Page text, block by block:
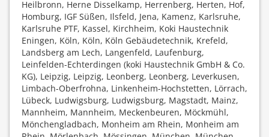
Heilbronn, Herne Disselkamp, Herrenberg, Herten, Hof,
Homburg, IGF Süßen, Ilsfeld, Jena, Kamenz, Karlsruhe,
Karlsruhe PTF, Kassel, Kirchheim, Koki Haustechnik
Eningen, Köln, Köln, Köln Gebäudetechnik, Krefeld,
Landsberg am Lech, Langenfeld, Laufenburg,
Leinfelden-Echterdingen (koki Haustechnik GmbH & Co.
KG), Leipzig, Leipzig, Leonberg, Leonberg, Leverkusen,
Limbach-Oberfrohna, Linkenheim-Hochstetten, Lörrach,
Lübeck, Ludwigsburg, Ludwigsburg, Magstadt, Mainz,
Mannheim, Mannheim, Meckenbeuren, Möckmühl,
Mönchengladbach, Monheim am Rhein, Monheim am